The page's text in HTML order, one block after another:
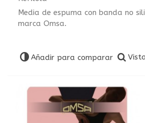
Media de espuma con banda no
marca Omsa.
Añadir para comparar